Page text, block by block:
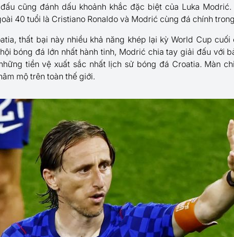
cũng đánh dấu khoảnh khắc đặc biệt của Luka
40 tuổi là Cristiano Ronaldo và Modrić cùng đá chính
thất bại này nhiều khả năng khép lại kỳ World Cup
bóng đá lớn nhất hành tinh, Modrić chia tay giải đấu với
tiền vệ xuất sắc nhất lịch sử bóng đá Croatia. Màn
mộ trên toàn thế giới.